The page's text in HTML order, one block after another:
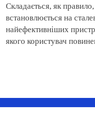
Складається, як
встановлюється на
найефективніших
якого користувач